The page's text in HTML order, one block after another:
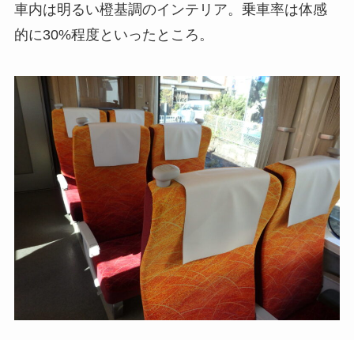
車内は明るい橙基調のインテリア。乗車率は体感
的に30%程度といったところ。